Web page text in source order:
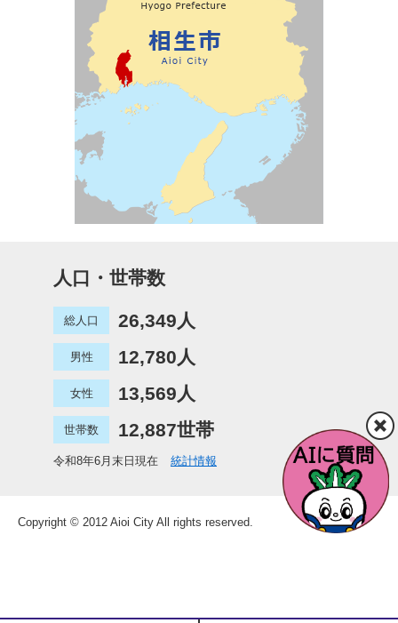
人口・世帯数
総人口 26,349人
男性 12,780人
女性 13,569人
世帯数 12,887世帯
令和8年6月末日現在 統計情報
Copyright © 2012 Aioi City All rights reserved.